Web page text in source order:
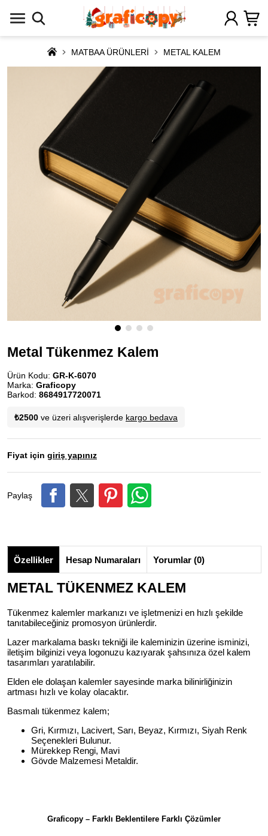
MATBAA ÜRÜNLERİ METAL KALEM
Metal Tükenmez Kalem
Ürün Kodu: GR-K-6070
Marka: Graficopy
Barkod: 8684917720071
₺2500 ve üzeri alışverişlerde kargo bedava
Fiyat için giriş yapınız
Paylaş
Özellikler Hesap Numaraları Yorumlar (0)
METAL TÜKENMEZ KALEM
Tükenmez kalemler markanızı ve işletmenizi en hızlı şekilde
tanıtabileceğiniz promosyon ürünlerdir.
Lazer markalama baskı tekniği ile kaleminizin üzerine isminizi,
iletişim bilginizi veya logonuzu kazıyarak şahsınıza özel kalem
tasarımları yaratılabilir.
Elden ele dolaşan kalemler sayesinde marka bilinirliğinizin
artması hızlı ve kolay olacaktır.
Basmalı tükenmez kalem;
Gri, Kırmızı, Lacivert, Sarı, Beyaz, Kırmızı, Siyah Renk
Seçenekleri Bulunur.
Mürekkep Rengi, Mavi
Gövde Malzemesi Metaldir.
Graficopy – Farklı Beklentilere Farklı Çözümler